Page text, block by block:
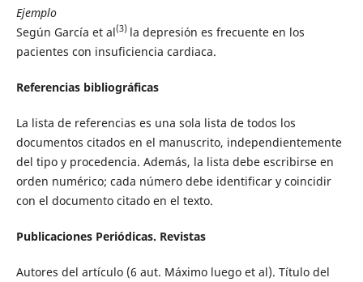
Ejemplo
Según García et al(3) la depresión es frecuente en los
pacientes con insuficiencia cardiaca.
Referencias bibliográficas
La lista de referencias es una sola lista de todos los
documentos citados en el manuscrito, independientemente
del tipo y procedencia. Además, la lista debe escribirse en
orden numérico; cada número debe identificar y coincidir
con el documento citado en el texto.
Publicaciones Periódicas. Revistas
Autores del artículo (6 aut. Máximo luego et al). Título del